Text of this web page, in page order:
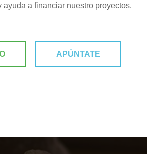
ayuda a financiar nuestro proyectos.
APÚNTATE